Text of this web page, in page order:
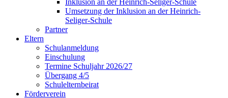
Umsetzung der Inklusion an der Heinrich-
Seliger-Schule
Partner
Eltern
Schulanmeldung
Einschulung
Termine Schuljahr 2026/27
Übergang 4/5
Schulelternbeirat
Förderverein